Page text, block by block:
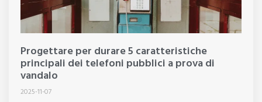
Progettare per durare 5 caratteristiche
principali dei telefoni pubblici a prova di
vandalo
2025-11-07